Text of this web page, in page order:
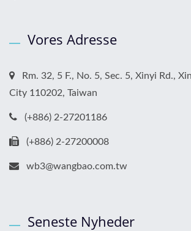
Vores Adresse
Rm. 32, 5 F., No. 5, Sec. 5, Xinyi Rd.,
City 110202, Taiwan
(+886) 2-27201186
(+886) 2-27200008
wb3@wangbao.com.tw
Seneste Nyheder